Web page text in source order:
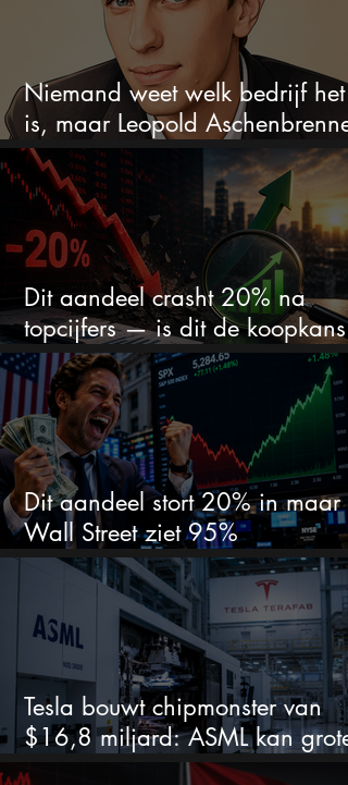
Niemand weet welk bedrijf het
is, maar Leopold Aschenbrenner
zet er nu $500 miljoen op
Dit aandeel crasht 20% na
topcijfers — is dit de koopkans
waar beleggers op wachtten?
Dit aandeel stort 20% in maar
Wall Street ziet 95%
koerspotentieel
Tesla bouwt chipmonster van
$16,8 miljard: ASML kan grote
winnaar worden